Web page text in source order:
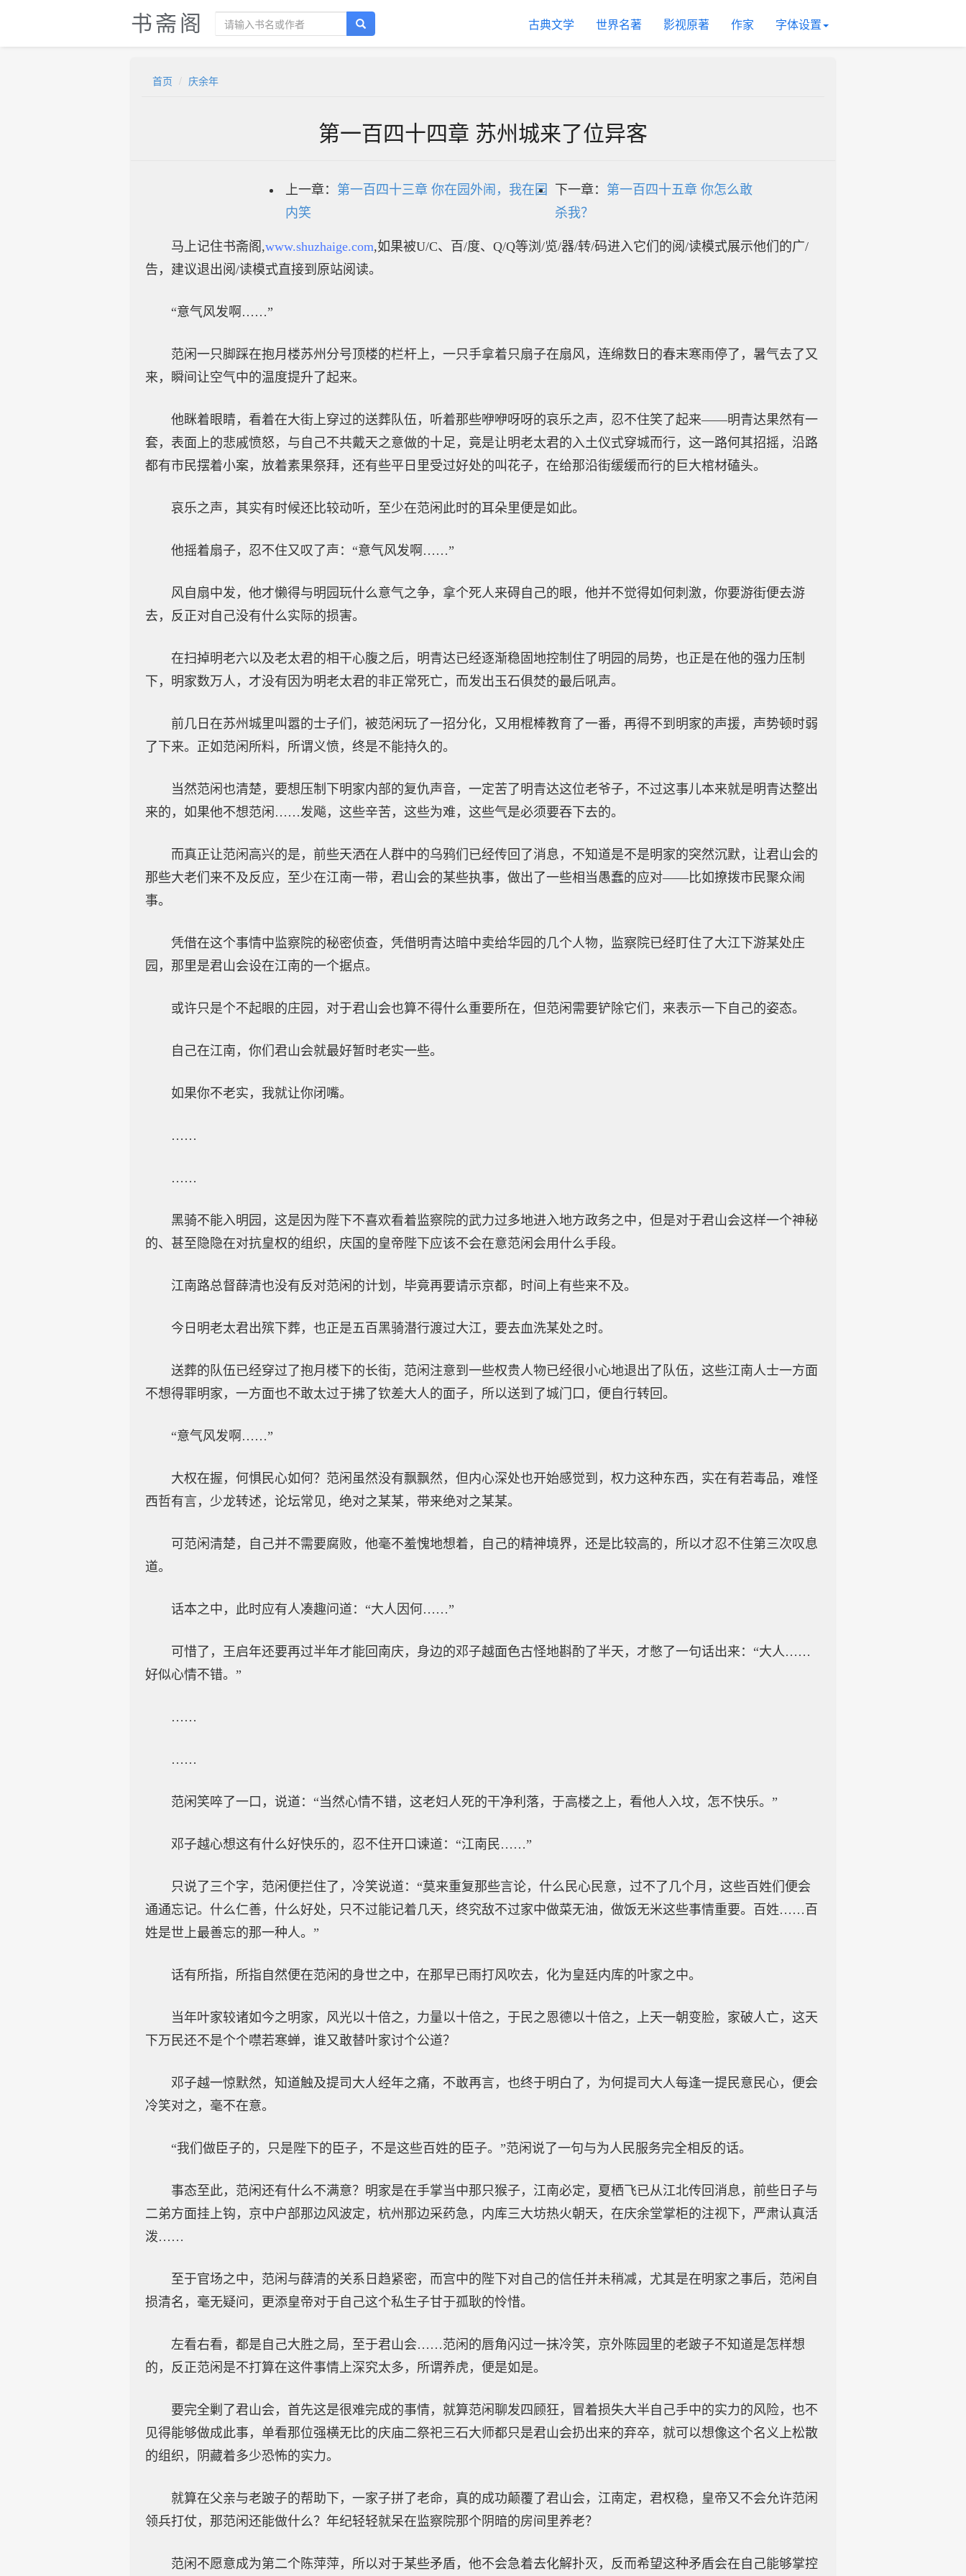
书斋阁 古典文学 世界名著 影视原著 作家 字体设置
首页 庆余年
第一百四十四章 苏州城来了位异客
上一章： 第一百四十三章 你在园外闹，我在园
内笑
下一章： 第一百四十五章 你怎么敢
杀我？
马上记住书斋阁,www.shuzhaige.com,如果被U/C、百/度、Q/Q等浏/览/器/转/码进入它们的阅/读模式展示他们的广/
告，建议退出阅/读模式直接到原站阅读。
“意气风发啊……”
范闲一只脚踩在抱月楼苏州分号顶楼的栏杆上，一只手拿着只扇子在扇风，连绵数日的春末寒雨停了，暑气去了又
来，瞬间让空气中的温度提升了起来。
他眯着眼睛，看着在大街上穿过的送葬队伍，听着那些咿咿呀呀的哀乐之声，忍不住笑了起来——明青达果然有一
套，表面上的悲戚愤怒，与自己不共戴天之意做的十足，竟是让明老太君的入土仪式穿城而行，这一路何其招摇，沿路
都有市民摆着小案，放着素果祭拜，还有些平日里受过好处的叫花子，在给那沿街缓缓而行的巨大棺材磕头。
哀乐之声，其实有时候还比较动听，至少在范闲此时的耳朵里便是如此。
他摇着扇子，忍不住又叹了声：“意气风发啊……”
风自扇中发，他才懒得与明园玩什么意气之争，拿个死人来碍自己的眼，他并不觉得如何刺激，你要游街便去游
去，反正对自己没有什么实际的损害。
在扫掉明老六以及老太君的相干心腹之后，明青达已经逐渐稳固地控制住了明园的局势，也正是在他的强力压制
下，明家数万人，才没有因为明老太君的非正常死亡，而发出玉石俱焚的最后吼声。
前几日在苏州城里叫嚣的士子们，被范闲玩了一招分化，又用棍棒教育了一番，再得不到明家的声援，声势顿时弱
了下来。正如范闲所料，所谓义愤，终是不能持久的。
当然范闲也清楚，要想压制下明家内部的复仇声音，一定苦了明青达这位老爷子，不过这事儿本来就是明青达整出
来的，如果他不想范闲……发飚，这些辛苦，这些为难，这些气是必须要吞下去的。
而真正让范闲高兴的是，前些天洒在人群中的乌鸦们已经传回了消息，不知道是不是明家的突然沉默，让君山会的
那些大老们来不及反应，至少在江南一带，君山会的某些执事，做出了一些相当愚蠢的应对——比如撩拨市民聚众闹
事。
凭借在这个事情中监察院的秘密侦查，凭借明青达暗中卖给华园的几个人物，监察院已经盯住了大江下游某处庄
园，那里是君山会设在江南的一个据点。
或许只是个不起眼的庄园，对于君山会也算不得什么重要所在，但范闲需要铲除它们，来表示一下自己的姿态。
自己在江南，你们君山会就最好暂时老实一些。
如果你不老实，我就让你闭嘴。
……
……
黑骑不能入明园，这是因为陛下不喜欢看着监察院的武力过多地进入地方政务之中，但是对于君山会这样一个神秘
的、甚至隐隐在对抗皇权的组织，庆国的皇帝陛下应该不会在意范闲会用什么手段。
江南路总督薛清也没有反对范闲的计划，毕竟再要请示京都，时间上有些来不及。
今日明老太君出殡下葬，也正是五百黑骑潜行渡过大江，要去血洗某处之时。
送葬的队伍已经穿过了抱月楼下的长街，范闲注意到一些权贵人物已经很小心地退出了队伍，这些江南人士一方面
不想得罪明家，一方面也不敢太过于拂了钦差大人的面子，所以送到了城门口，便自行转回。
“意气风发啊……”
大权在握，何惧民心如何？范闲虽然没有飘飘然，但内心深处也开始感觉到，权力这种东西，实在有若毒品，难怪
西哲有言，少龙转述，论坛常见，绝对之某某，带来绝对之某某。
可范闲清楚，自己并不需要腐败，他毫不羞愧地想着，自己的精神境界，还是比较高的，所以才忍不住第三次叹息
道。
话本之中，此时应有人凑趣问道：“大人因何……”
可惜了，王启年还要再过半年才能回南庆，身边的邓子越面色古怪地斟酌了半天，才憋了一句话出来：“大人……
好似心情不错。”
……
……
范闲笑啐了一口，说道：“当然心情不错，这老妇人死的干净利落，于高楼之上，看他人入坟，怎不快乐。”
邓子越心想这有什么好快乐的，忍不住开口谏道：“江南民……”
只说了三个字，范闲便拦住了，冷笑说道：“莫来重复那些言论，什么民心民意，过不了几个月，这些百姓们便会
通通忘记。什么仁善，什么好处，只不过能记着几天，终究敌不过家中做菜无油，做饭无米这些事情重要。百姓……百
姓是世上最善忘的那一种人。”
话有所指，所指自然便在范闲的身世之中，在那早已雨打风吹去，化为皇廷内库的叶家之中。
当年叶家较诸如今之明家，风光以十倍之，力量以十倍之，于民之恩德以十倍之，上天一朝变脸，家破人亡，这天
下万民还不是个个噤若寒蝉，谁又敢替叶家讨个公道？
邓子越一惊默然，知道触及提司大人经年之痛，不敢再言，也终于明白了，为何提司大人每逢一提民意民心，便会
冷笑对之，毫不在意。
“我们做臣子的，只是陛下的臣子，不是这些百姓的臣子。”范闲说了一句与为人民服务完全相反的话。
事态至此，范闲还有什么不满意？明家是在手掌当中那只猴子，江南必定，夏栖飞已从江北传回消息，前些日子与
二弟方面挂上钩，京中户部那边风波定，杭州那边采药急，内库三大坊热火朝天，在庆余堂掌柜的注视下，严肃认真活
泼……
至于官场之中，范闲与薛清的关系日趋紧密，而宫中的陛下对自己的信任并未稍减，尤其是在明家之事后，范闲自
损清名，毫无疑问，更添皇帝对于自己这个私生子甘于孤耿的怜惜。
左看右看，都是自己大胜之局，至于君山会……范闲的唇角闪过一抹冷笑，京外陈园里的老跛子不知道是怎样想
的，反正范闲是不打算在这件事情上深究太多，所谓养虎，便是如是。
要完全剿了君山会，首先这是很难完成的事情，就算范闲聊发四顾狂，冒着损失大半自己手中的实力的风险，也不
见得能够做成此事，单看那位强横无比的庆庙二祭祀三石大师都只是君山会扔出来的弃卒，就可以想像这个名义上松散
的组织，阴藏着多少恐怖的实力。
就算在父亲与老跛子的帮助下，一家子拼了老命，真的成功颠覆了君山会，江南定，君权稳，皇帝又不会允许范闲
领兵打仗，那范闲还能做什么？年纪轻轻就呆在监察院那个阴暗的房间里养老？
范闲不愿意成为第二个陈萍萍，所以对于某些矛盾，他不会急着去化解扑灭，反而希望这种矛盾会在自己能够掌控